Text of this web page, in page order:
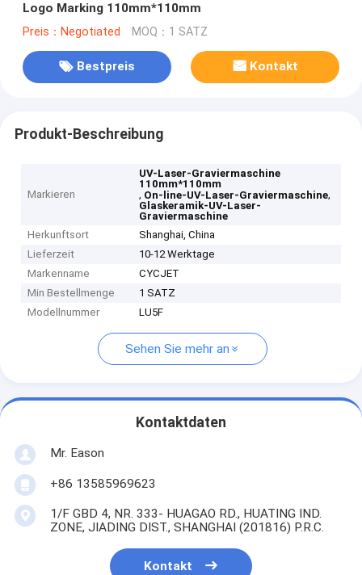
Logo Marking 110mm*110mm
Preis：Negotiated MOQ：1 SATZ
Bestpreis Kontakt
Produkt-Beschreibung
Markieren
UV-Laser-Graviermaschine
110mm*110mm
, On-line-UV-Laser-Graviermaschine,
Glaskeramik-UV-Laser-
Graviermaschine
Herkunftsort
Shanghai, China
Lieferzeit
10-12 Werktage
Markenname
CYCJET
Min Bestellmenge
1 SATZ
Modellnummer
LU5F
Sehen Sie mehr an
Kontaktdaten
Mr. Eason
+86 13585969623
1/F GBD 4, NR. 333- HUAGAO RD., HUATING IND.
ZONE, JIADING DIST., SHANGHAI (201816) P.R.C.
Kontakt